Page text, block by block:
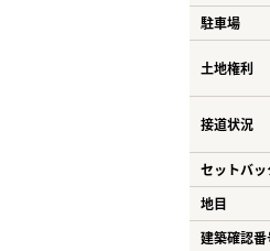
駐車場
土地権利
接道状況
セットバッ
地目
建築確認番